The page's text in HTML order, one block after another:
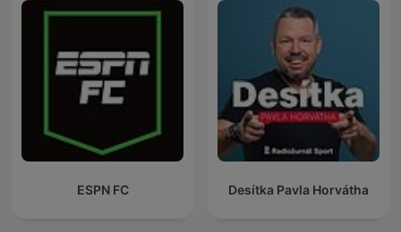
ESPN FC Desítka Pavla Horvátha